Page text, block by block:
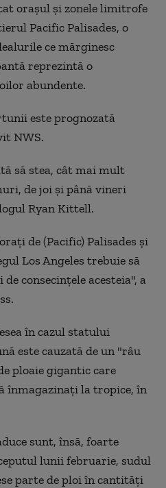
oraşul şi zonele limitrofe
Pacific Palisades, o
ce mărginesc
reprezintă o
abundente.
este prognozată
NWS.
să stea, cât mai mult
de joi şi până vineri
Ryan Kittell.
de (Pacific) Palisades şi
Los Angeles trebuie să
consecinţele acesteia", a
în cazul statului
este cauzată de un "râu
ploaie gigantic care
înmagazinaţi la tropice, în
sunt, însă, foarte
lunii februarie, sudul
parte de ploi în cantităţi